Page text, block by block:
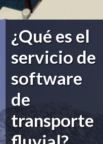
¿Qué es el
servicio de
software
de
transporte